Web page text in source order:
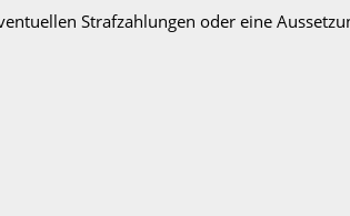
Strafzahlungen oder eine